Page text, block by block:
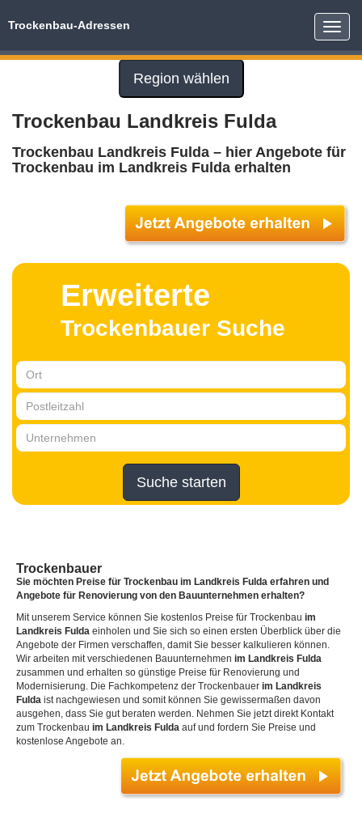
Toggle
Trockenbau-Adressen
Region wählen
Trockenbau Landkreis Fulda
Trockenbau Landkreis Fulda – hier Angebote für
Trockenbau im Landkreis Fulda erhalten
Erweiterte
Trockenbauer Suche
Suche starten
Trockenbauer
Sie möchten Preise für Trockenbau im Landkreis Fulda erfahren und
Angebote für Renovierung von den Bauunternehmen erhalten?
Mit unserem Service können Sie kostenlos Preise für Trockenbau im
Landkreis Fulda einholen und Sie sich so einen ersten Überblick über die
Angebote der Firmen verschaffen, damit Sie besser kalkulieren können.
Wir arbeiten mit verschiedenen Bauunternehmen im Landkreis Fulda
zusammen und erhalten so günstige Preise für Renovierung und
Modernisierung. Die Fachkompetenz der Trockenbauer im Landkreis
Fulda ist nachgewiesen und somit können Sie gewissermaßen davon
ausgehen, dass Sie gut beraten werden. Nehmen Sie jetzt direkt Kontakt
zum Trockenbau im Landkreis Fulda auf und fordern Sie Preise und
kostenlose Angebote an.